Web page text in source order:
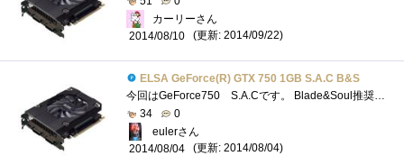
カーリーさん
2014/08/10
(更新: 2014/09/22)
ELSA GeForce(R) GTX 750 1GB S.A.C B&S
今回はGeForce750 S.A.Cです。 Blade&Soul推奨ビデオカードということですがここでは主にビデオカード単体でのレビューを中心に行っていきます。�...
34
0
eulerさん
2014/08/04
(更新: 2014/08/04)